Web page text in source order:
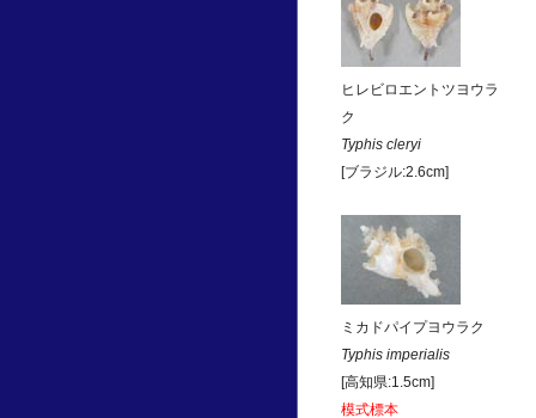
ヒレビロエントツヨウラ
ク
Typhis cleryi
[ブラジル:2.6cm]
ミカドパイプヨウラク
Typhis imperialis
[高知県:1.5cm]
模式標本